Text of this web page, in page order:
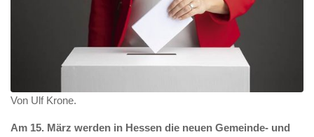
Von Ulf Krone.
Am 15. März werden in Hessen die neuen Gemeinde- und